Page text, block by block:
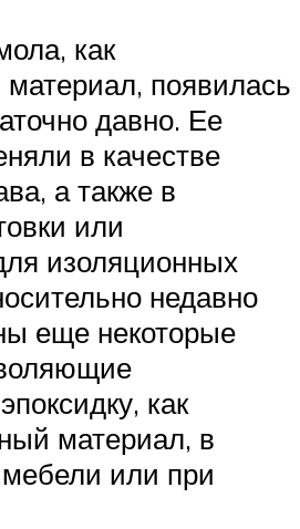
как
появилась
давно. Ее
в качестве
а также в
или
изоляционных
недавно
еще некоторые
как
материал, в
или при